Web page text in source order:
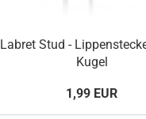
Labret Stud -
Kugel
1,99 EUR